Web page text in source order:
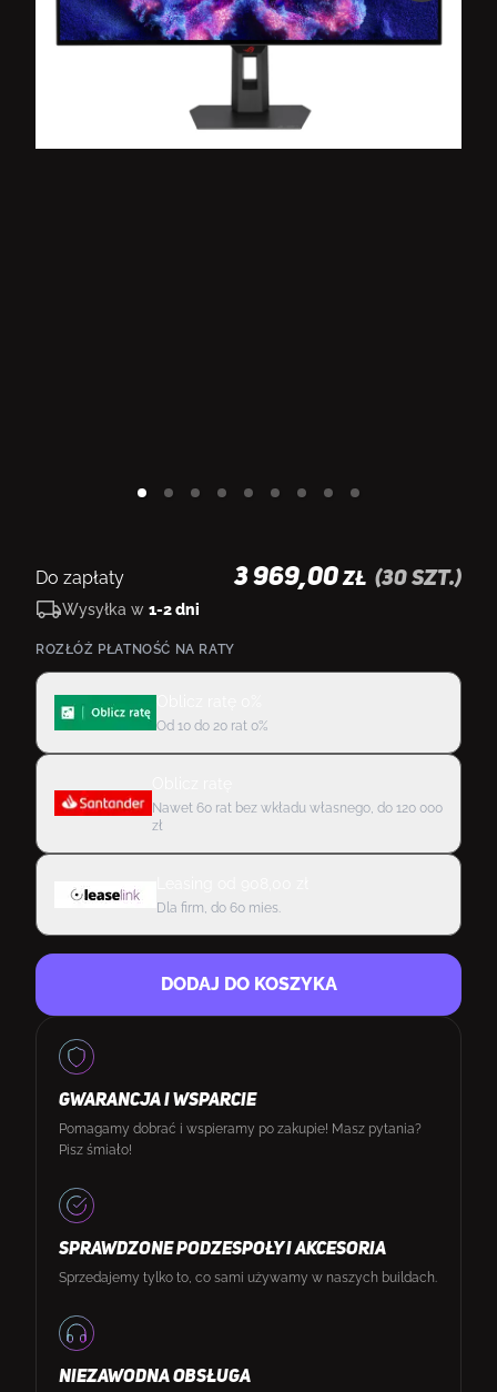
Do zapłaty 3 969,00 ZŁ (30 szt.)
Wysyłka w 1-2 dni
ROZŁÓŻ PŁATNOŚĆ NA RATY
Od 10 do 20 rat 0%
Nawet 60 rat bez wkładu własnego, do 120 000
zł
Dla firm, do 60 mies.
DODAJ DO KOSZYKA
GWARANCJA I WSPARCIE
Pomagamy dobrać i wspieramy po zakupie! Masz pytania?
Pisz śmiało!
SPRAWDZONE PODZESPOŁY I AKCESORIA
Sprzedajemy tylko to, co sami używamy w naszych buildach.
NIEZAWODNA OBSŁUGA